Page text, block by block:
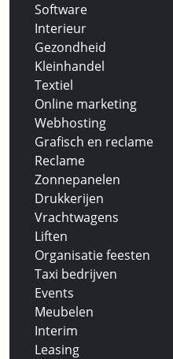
Software
Interieur
Gezondheid
Kleinhandel
Textiel
Online marketing
Webhosting
Grafisch en reclame
Reclame
Zonnepanelen
Drukkerijen
Vrachtwagens
Liften
Organisatie feesten
Taxi bedrijven
Events
Meubelen
Interim
Leasing